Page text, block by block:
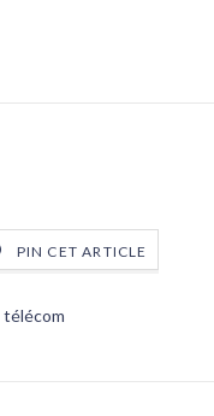
PIN CET ARTICLE
télécom